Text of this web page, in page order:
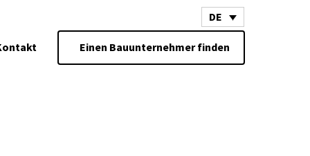
DE
Einen Bauunternehmer finden